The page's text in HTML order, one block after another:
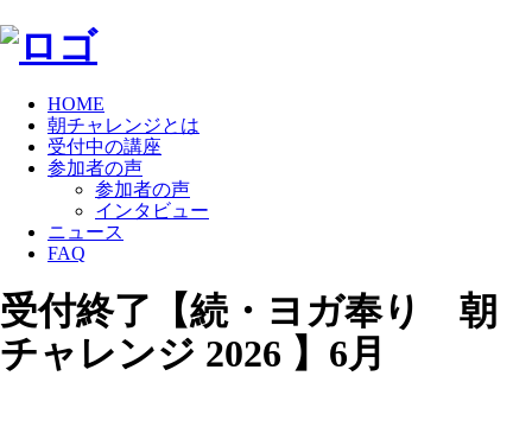
HOME
朝チャレンジとは
受付中の講座
参加者の声
参加者の声
インタビュー
ニュース
FAQ
受付終了【続・ヨガ奉り 朝
チャレンジ 2026 】6月